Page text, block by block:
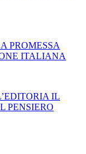
PROMESSA
ITALIANA
IL
PENSIERO